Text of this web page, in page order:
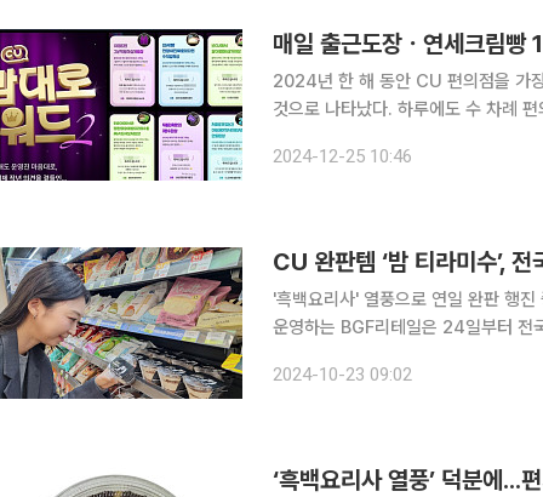
매일 출근도장ㆍ연세크림
2024년 한 해 동안 CU 편의점을 가
것으로 나타났다. 하루에도 수 차례
앱에서 경쟁사인 GS25 상품을 검색
2024-12-25 10:46
CU 완판템 ‘밤 티라미수’,
'흑백요리사' 열풍으로 연일 완판 행진 중인
운영하는 BGF리테일은 24일부터 전
O4O앱 포켓CU를 통해 재고 조회를
2024-10-23 09:02
‘흑백요리사 열풍’ 덕분에...